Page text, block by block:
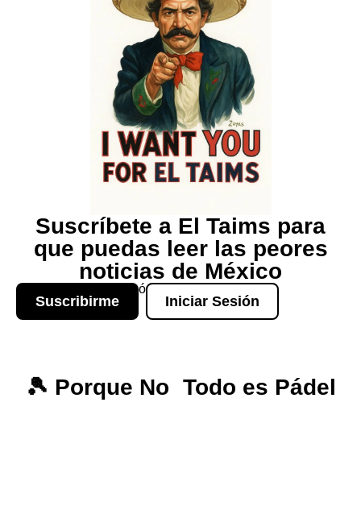
Suscríbete a El Taims para
que puedas leer las peores
noticias de México
Suscribirme
ó
Iniciar Sesión
🎾 Porque No Todo es Pádel